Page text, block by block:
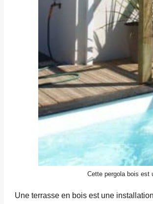
Cette pergola bois est
Une terrasse en bois est une